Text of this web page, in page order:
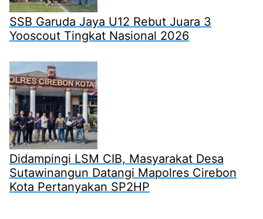
SSB Garuda Jaya U12 Rebut Juara 3
Yooscout Tingkat Nasional 2026
Didampingi LSM CIB, Masyarakat Desa
Sutawinangun Datangi Mapolres Cirebon
Kota Pertanyakan SP2HP